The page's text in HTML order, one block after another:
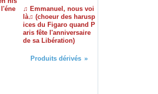
♫ Emmanuel, nous voi
là♫ (choeur des harusp
ices du Figaro quand P
aris fête l'anniversaire
de sa Libération)
Produits dérivés